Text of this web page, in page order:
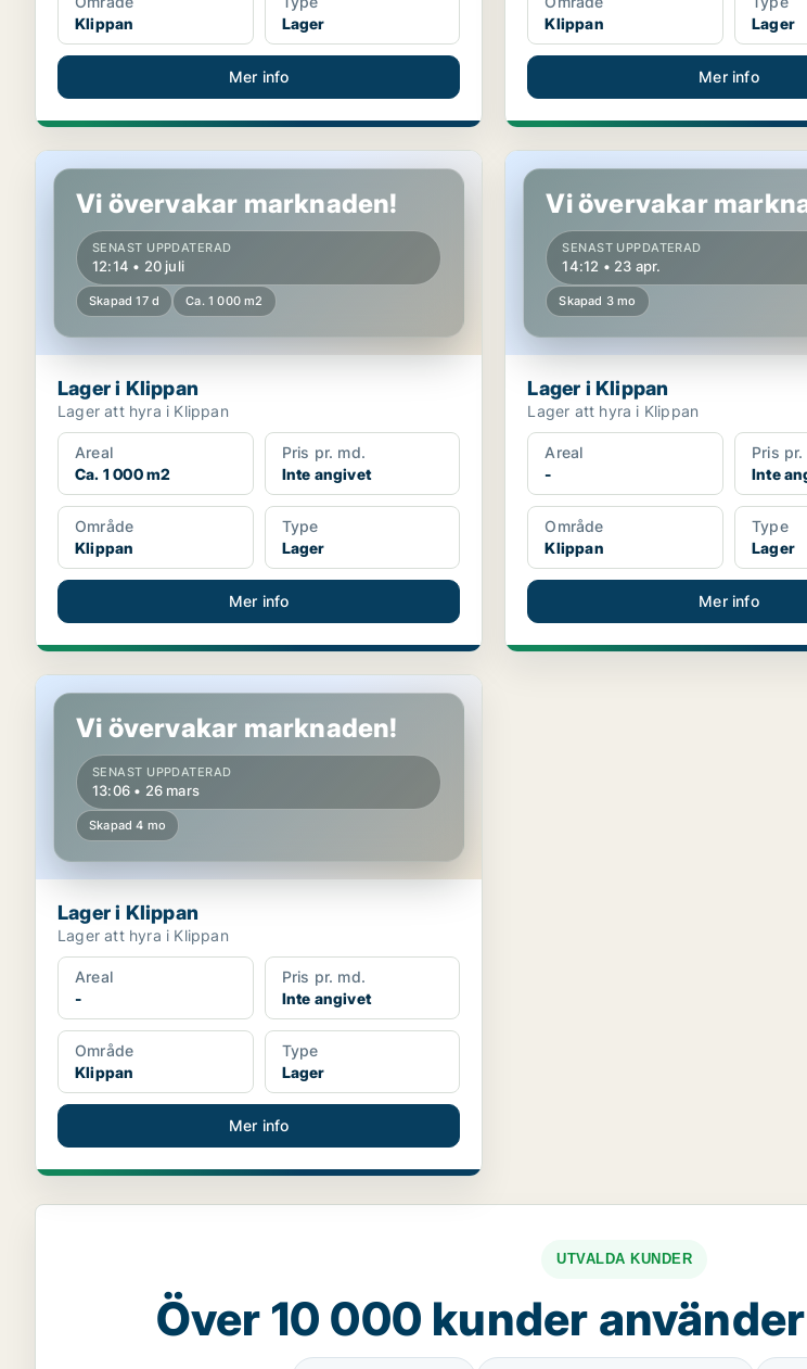
Klippan
Lager
Mer info
Klippan
Lager
Mer info
Lager i Klippan
Vi övervakar marknaden!
SENAST UPPDATERAD
12:14 • 20 juli
Skapad 17 d Ca. 1 000 m2
Lager i Klippan
Lager att hyra i Klippan
Areal
Ca. 1 000 m2
Pris pr. md.
Inte angivet
Område
Klippan
Type
Lager
Mer info
Lager i Klippan
Vi övervakar
SENAST UPPDATERAD
14:12 • 23 apr.
Skapad 3 mo
Lager i Klippan
Lager att hyra i Klippan
Areal
-
Pris pr.
Inte
Område
Klippan
Type
Lager
Mer info
Lager i Klippan
Vi övervakar marknaden!
SENAST UPPDATERAD
13:06 • 26 mars
Skapad 4 mo
Lager i Klippan
Lager att hyra i Klippan
Areal
-
Pris pr. md.
Inte angivet
Område
Klippan
Type
Lager
Mer info
UTVALDA KUNDER
Över 10 000 kunder